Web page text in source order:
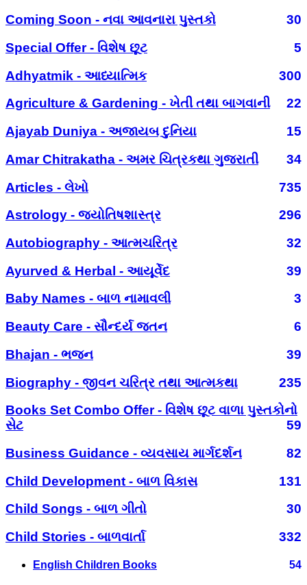
Coming Soon - નવા આવનારા પુસ્તકો
30
Special Offer - વિશેષ છૂટ
5
Adhyatmik - આધ્યાત્મિક
300
Agriculture & Gardening - ખેતી તથા બાગવાની
22
Ajayab Duniya - અજાયબ દુનિયા
15
Amar Chitrakatha - અમર ચિત્રકથા ગુજરાતી
34
Articles - લેખો
735
Astrology - જ્યોતિષશાસ્ત્ર
296
Autobiography - આત્મચરિત્ર
32
Ayurved & Herbal - આયૂર્વેદ
39
Baby Names - બાળ નામાવલી
3
Beauty Care - સૌન્દર્ય જતન
6
Bhajan - ભજન
39
Biography - જીવન ચરિત્ર તથા આત્મકથા
235
Books Set Combo Offer - વિશેષ છૂટ વાળા પુસ્તકોનો
સેટ
59
Business Guidance - વ્યવસાય માર્ગદર્શન
82
Child Development - બાળ વિકાસ
131
Child Songs - બાળ ગીતો
30
Child Stories - બાળવાર્તા
332
English Children Books 54